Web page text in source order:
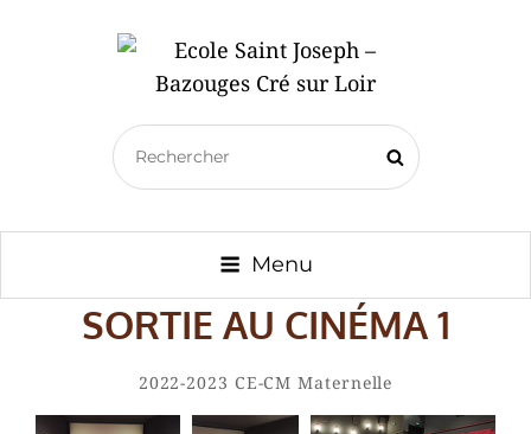
ECOLE SAINT JOSEPH –
BAZOUGES CRÉ SUR LOIR
Search
for:
Search
Menu
SORTIE AU CINÉMA 1
Categories
2022-2023 CE-CM Maternelle